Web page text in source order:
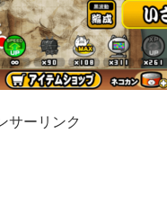
サーリンク